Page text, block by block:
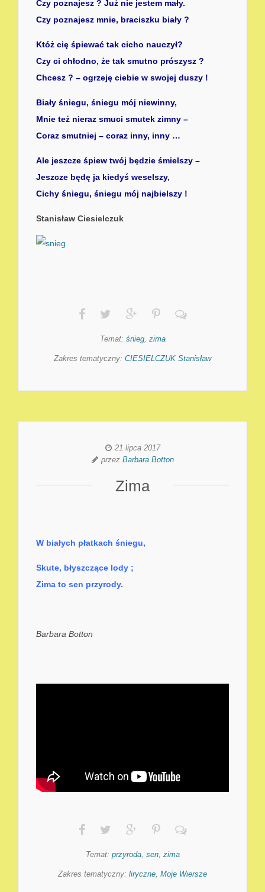
Czy poznajesz ? Już nie jestem mały.
Czy poznajesz mnie, braciszku biały ?
Któż cię śpiewać tak cicho nauczył?
Czy ci chłodno, że tak smutno prószysz ?
Chcesz ? – ogrzeję ciebie w swojej duszy !
Biały śniegu, śniegu mój niewinny,
Mnie też nieraz smuci smutek zimny –
Coraz smutniej – coraz inny, inny …
Ale jeszcze śpiew twój będzie śmielszy –
Jeszcze będę ja kiedyś weselszy,
Cichy śniegu, śniegu mój najbielszy !
Stanisław Ciesielczuk
Temat: śnieg, zima
Zakres tematyczny: CIESIELCZUK Stanisław
21 lipca 2017
przez Barbara Botton
Zima
W białych płatkach śniegu,
Skute, błyszczące lody ;
Zima to sen przyrody.
Barbara Botton
Temat: przyroda, sen, zima
Zakres tematyczny: liryczne, Moje Wiersze